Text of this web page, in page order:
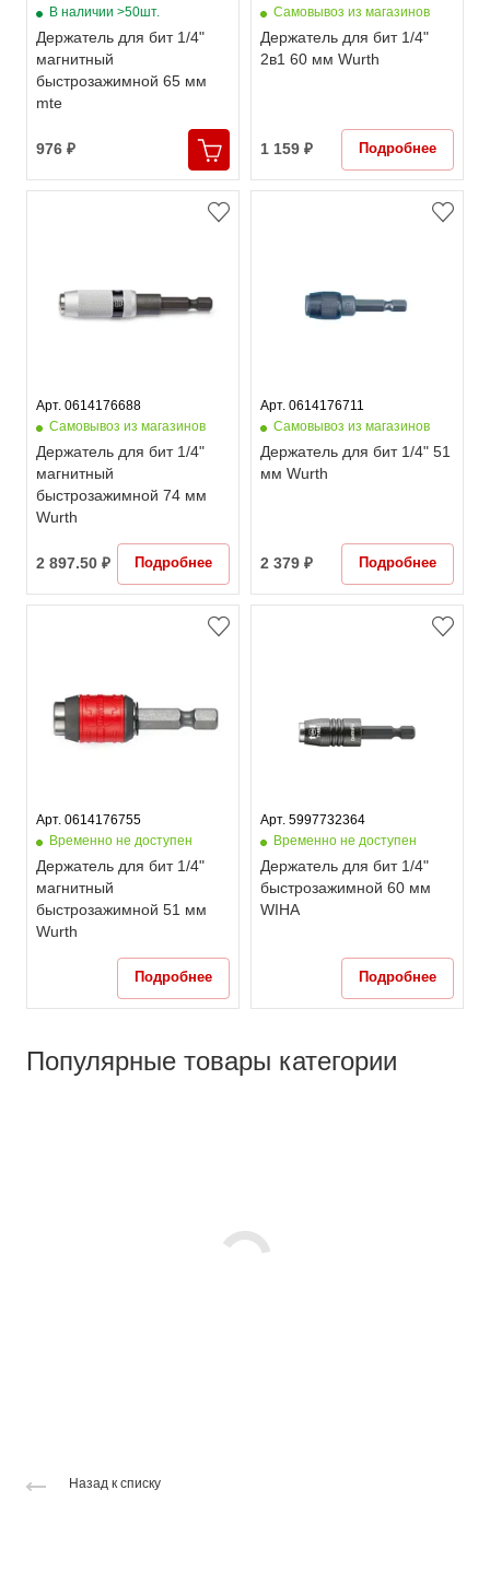
В наличии >50шт.
Держатель для бит 1/4"
магнитный
быстрозажимной 65 мм
mte
976 ₽
Самовывоз из магазинов
Держатель для бит 1/4"
2в1 60 мм Wurth
1 159 ₽ Подробнее
Арт. 0614176688
Самовывоз из магазинов
Держатель для бит 1/4"
магнитный
быстрозажимной 74 мм
Wurth
2 897.50 ₽ Подробнее
Арт. 0614176711
Самовывоз из магазинов
Держатель для бит 1/4" 51
мм Wurth
2 379 ₽ Подробнее
Арт. 0614176755
Временно не доступен
Держатель для бит 1/4"
магнитный
быстрозажимной 51 мм
Wurth
Подробнее
Арт. 5997732364
Временно не доступен
Держатель для бит 1/4"
быстрозажимной 60 мм
WIHA
Подробнее
Популярные товары категории
Назад к списку